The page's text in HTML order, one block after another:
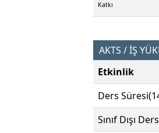
Katkı
AKTS / İŞ
Etkinlik
Ders
Sınıf Dışı